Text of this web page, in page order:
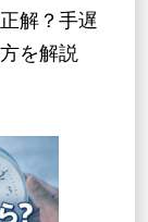
解？手遅
を解説